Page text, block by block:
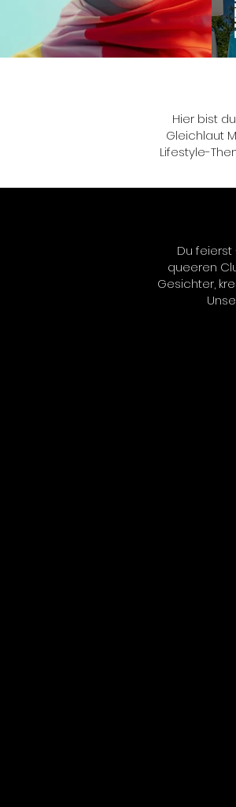
Hier bist
Gleichlaut
Lifestyle-
Du feierst
queeren
Gesichter,